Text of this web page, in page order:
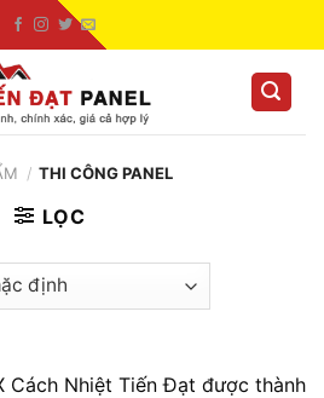
/ THI CÔNG PANEL
LỌC
Cách Nhiệt Tiến Đạt được thành